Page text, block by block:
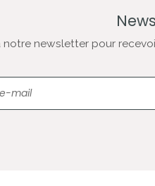
newsletter pour